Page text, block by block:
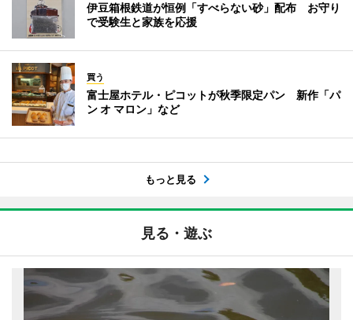
伊豆箱根鉄道が恒例「すべらない砂」配布 お守り
で受験生と家族を応援
買う
富士屋ホテル・ピコットが秋季限定パン 新作「パ
ン オ マロン」など
もっと見る
見る・遊ぶ